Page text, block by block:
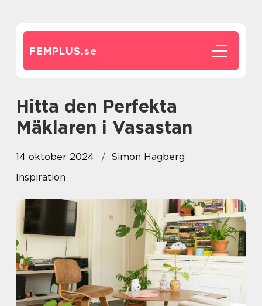
FEMPLUS.se
Hitta den Perfekta
Mäklaren i Vasastan
14 oktober 2024
Simon Hagberg
Inspiration